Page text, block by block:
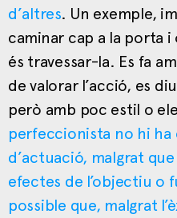
d’altres. Un exemple,
caminar cap a la porta
és travessar-la. Es fa
de valorar l’acció, es
però amb poc estil o
perfeccionista no hi ha
d’actuació, malgrat
efectes de l’objectiu o
possible que, malgrat